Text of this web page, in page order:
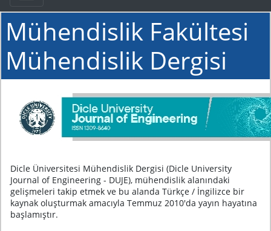
Mühendislik Fakültesi
Mühendislik Dergisi
Dicle Üniversitesi Mühendislik Dergisi (Dicle University
Journal of Engineering - DUJE), mühendislik alanındaki
gelişmeleri takip etmek ve bu alanda Türkçe / İngilizce bir
kaynak oluşturmak amacıyla Temmuz 2010'da yayın hayatına
başlamıştır.